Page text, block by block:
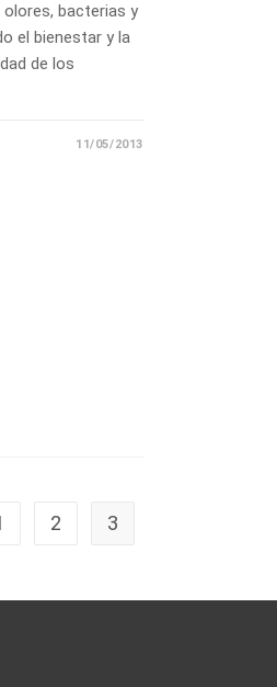
bacterias y
el bienestar y la
de los
11/05/2013
2 3